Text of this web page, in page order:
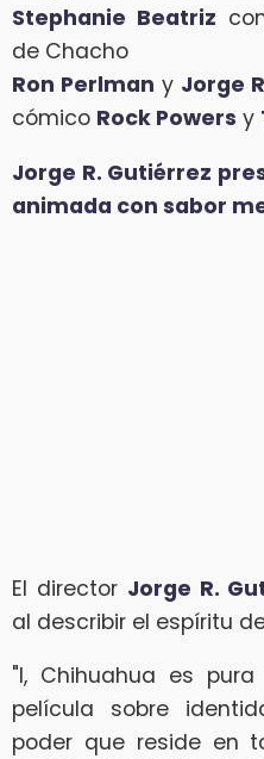
Stephanie Beatriz
de Chacho
Ron Perlman y Jorge
cómico Rock Powers y
Jorge R. Gutiérrez
animada con sabor
El director Jorge R.
al describir el espíritu
"I, Chihuahua es
película sobre
poder que reside en